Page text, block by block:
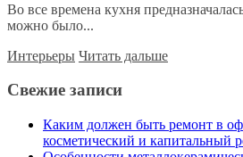
Во все времена кухня
можно было...
Интерьеры Читать дальше
Свежие записи
Каким должен быть ремонт в
косметический и капитальный